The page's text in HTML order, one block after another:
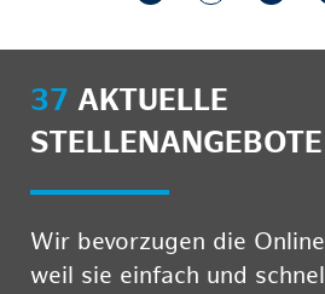
37 AKTUELLE
STELLENANGEBOTE
Wir bevorzugen die
weil sie einfach und